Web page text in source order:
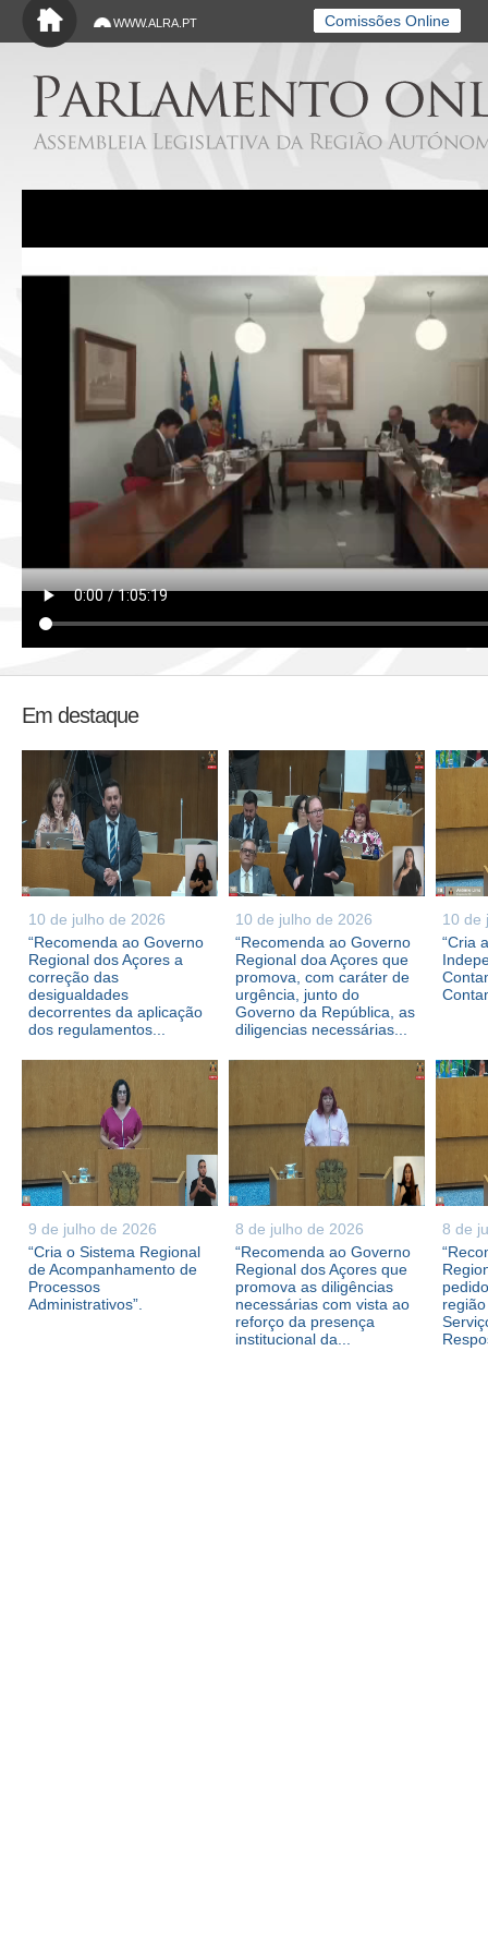
Saltar para o conteúdo principal
WWW.ALRA.PT Comissões Online
Em destaque
10 de julho de 2026
“Recomenda ao Governo
Regional dos Açores a
correção das
desigualdades
decorrentes da aplicação
dos regulamentos...
10 de julho de 2026
“Recomenda ao Governo
Regional doa Açores que
promova, com caráter de
urgência, junto do
Governo da República, as
diligencias necessárias...
10 de
“Cria
9 de julho de 2026
“Cria o Sistema Regional
de Acompanhamento de
Processos
Administrativos”.
8 de julho de 2026
“Recomenda ao Governo
Regional dos Açores que
promova as diligências
necessárias com vista ao
reforço da presença
institucional da...
8 de